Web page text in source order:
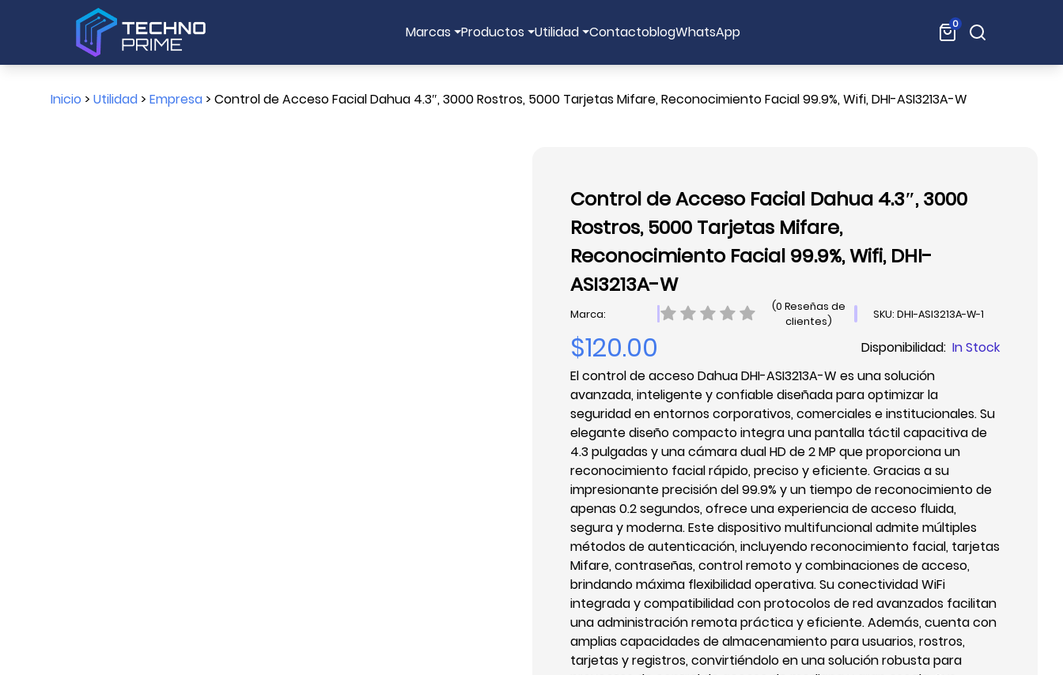
Marcas Productos Utilidad ContactoblogWhatsApp 0 Buscar:
Inicio > Utilidad> Empresa> Control de Acceso Facial Dahua 4.3″, 3000 Rostros, 5000 Tarjetas Mifare, Reconocimiento Facial 99.9%, Wifi, DHI-ASI3213A-W
Control de Acceso Facial Dahua 4.3″, 3000
Rostros, 5000 Tarjetas Mifare,
Reconocimiento Facial 99.9%, Wifi, DHI-
ASI3213A-W
Marca:
(0 Reseñas de
clientes)
SKU: DHI-ASI3213A-W-1
$120.00 Disponibilidad: In Stock
El control de acceso Dahua DHI-ASI3213A-W es una solución
avanzada, inteligente y confiable diseñada para optimizar la
seguridad en entornos corporativos, comerciales e institucionales. Su
elegante diseño compacto integra una pantalla táctil capacitiva de
4.3 pulgadas y una cámara dual HD de 2 MP que proporciona un
reconocimiento facial rápido, preciso y eficiente. Gracias a su
impresionante precisión del 99.9% y un tiempo de reconocimiento de
apenas 0.2 segundos, ofrece una experiencia de acceso fluida,
segura y moderna. Este dispositivo multifuncional admite múltiples
métodos de autenticación, incluyendo reconocimiento facial, tarjetas
Mifare, contraseñas, control remoto y combinaciones de acceso,
brindando máxima flexibilidad operativa. Su conectividad WiFi
integrada y compatibilidad con protocolos de red avanzados facilitan
una administración remota práctica y eficiente. Además, cuenta con
amplias capacidades de almacenamiento para usuarios, rostros,
tarjetas y registros, convirtiéndolo en una solución robusta para